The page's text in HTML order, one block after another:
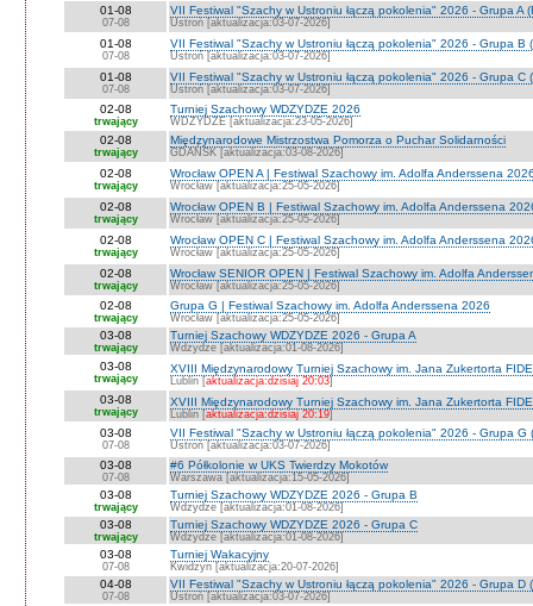
01-08
07-08
VII Festiwal "Szachy w Ustroniu łączą pokolenia" 2026 - Grupa A
Ustroń [aktualizacja:03-07-2026]
01-08
07-08
VII Festiwal "Szachy w Ustroniu łączą pokolenia" 2026 - Grupa B
Ustroń [aktualizacja:03-07-2026]
01-08
07-08
VII Festiwal "Szachy w Ustroniu łączą pokolenia" 2026 - Grupa C
Ustroń [aktualizacja:03-07-2026]
02-08
trwający
Turniej Szachowy WDZYDZE 2026
WDZYDZE [aktualizacja:23-05-2026]
02-08
trwający
Międzynarodowe Mistrzostwa Pomorza o Puchar Solidarności
GDAŃSK [aktualizacja:03-08-2026]
02-08
trwający
Wrocław OPEN A | Festiwal Szachowy im. Adolfa Anderssena
Wrocław [aktualizacja:25-05-2026]
02-08
trwający
Wrocław OPEN B | Festiwal Szachowy im. Adolfa Anderssena
Wrocław [aktualizacja:25-05-2026]
02-08
trwający
Wrocław OPEN C | Festiwal Szachowy im. Adolfa Anderssena
Wrocław [aktualizacja:25-05-2026]
02-08
trwający
Wrocław SENIOR OPEN | Festiwal Szachowy im. Adolfa
Wrocław [aktualizacja:25-05-2026]
02-08
trwający
Grupa G | Festiwal Szachowy im. Adolfa Anderssena 2026
Wrocław [aktualizacja:25-05-2026]
03-08
trwający
Turniej Szachowy WDZYDZE 2026 - Grupa A
Wdzydze [aktualizacja:01-08-2026]
03-08
trwający
XVIII Międzynarodowy Turniej Szachowy im. Jana Zukertorta
Lublin [aktualizacja:dzisiaj 20:03]
03-08
trwający
XVIII Międzynarodowy Turniej Szachowy im. Jana Zukertorta
Lublin [aktualizacja:dzisiaj 20:19]
03-08
07-08
VII Festiwal "Szachy w Ustroniu łączą pokolenia" 2026 - Grupa G
Ustroń [aktualizacja:03-07-2026]
03-08
07-08
#6 Półkolonie w UKS Twierdzy Mokotów
Warszawa [aktualizacja:15-05-2026]
03-08
trwający
Turniej Szachowy WDZYDZE 2026 - Grupa B
Wdzydze [aktualizacja:01-08-2026]
03-08
trwający
Turniej Szachowy WDZYDZE 2026 - Grupa C
Wdzydze [aktualizacja:01-08-2026]
03-08
07-08
Turniej Wakacyjny
Kwidzyn [aktualizacja:20-07-2026]
04-08
07-08
VII Festiwal "Szachy w Ustroniu łączą pokolenia" 2026 - Grupa D
Ustroń [aktualizacja:03-07-2026]